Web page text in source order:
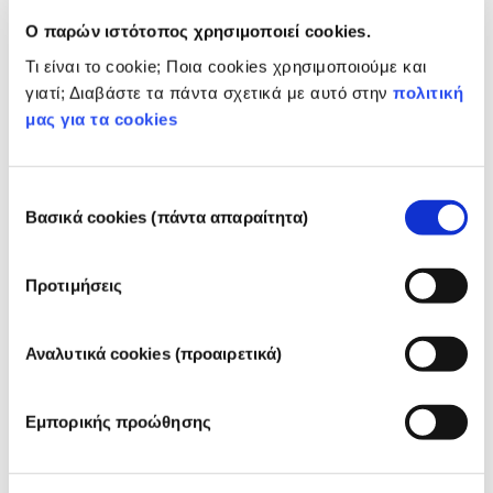
Ο παρών ιστότοπος χρησιμοποιεί cookies.
Τι είναι το cookie; Ποια cookies χρησιμοποιούμε και
γιατί; Διαβάστε τα πάντα σχετικά με αυτό στην πολιτική
μας για τα cookies
συγκατάθεσης
Βασικά cookies (πάντα απαραίτητα)
Προτιμήσεις
Αναλυτικά cookies (προαιρετικά)
Εμπορικής προώθησης
https://ec.europa.eu/health/scientific_committees/doc
s/citizens_hairdyes_en.pdf
Ανήκει στις παρακάτω ομάδες συστατικών
Ρύθμιση των καλλυντικών προϊόντων
Τα συστατικά καλλυντικών υπόκεινται σε ρύθμιση.
Παρακαλούμε σημειώστε ότι μπορεί να ισχύουν
διαφορετικές ρυθμίσεις για τα συστατικά
Γνωρίστε τα καλλυντικά
σας